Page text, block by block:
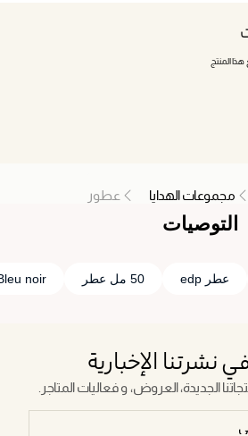
المنتج
مجموعات الهدايا عطور
التوصيات
عطر edp 50 مل عطر noir
نشرتنا الإخبارية
الجديدة، العروض، و فعاليات المتاجر.